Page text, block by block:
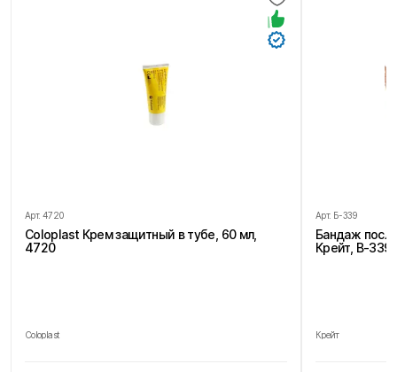
Арт. 4720
Coloplast Крем защитный в тубе, 60 мл,
4720
Coloplast
Арт. Б-339
Бандаж
Крейт, В-
Крейт